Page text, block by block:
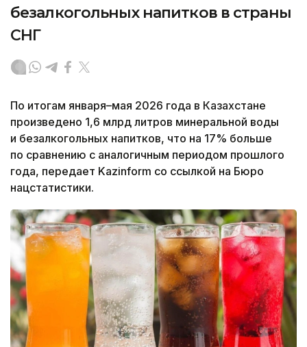
безалкогольных напитков в страны
СНГ
По итогам января–мая 2026 года в Казахстане
произведено 1,6 млрд литров минеральной воды
и безалкогольных напитков, что на 17% больше
по сравнению с аналогичным периодом прошлого
года, передает Kazinform со ссылкой на Бюро
нацстатистики.